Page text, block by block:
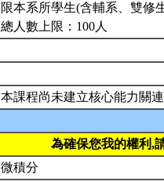
限本系所學生(含輔系、雙修
總人數上限：100人
本課程尚未建立核心能力關連
為確保您我的權利,
微積分